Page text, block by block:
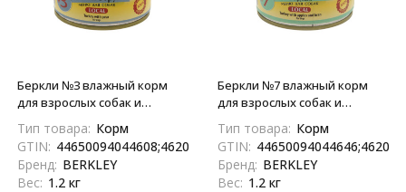
Беркли №3 влажный корм
для взрослых собак и
200 г x 6 шт
Тип товара: Корм
GTIN: 44650094044608;4620207834886;4650094044600
Бренд: BERKLEY
Вес: 1.2 кг
Беркли №7 влажный корм
для взрослых собак и
и отрубями - 200 г x 6 шт
Тип товара: Корм
GTIN:
Бренд: BERKLEY
Вес: 1.2 кг